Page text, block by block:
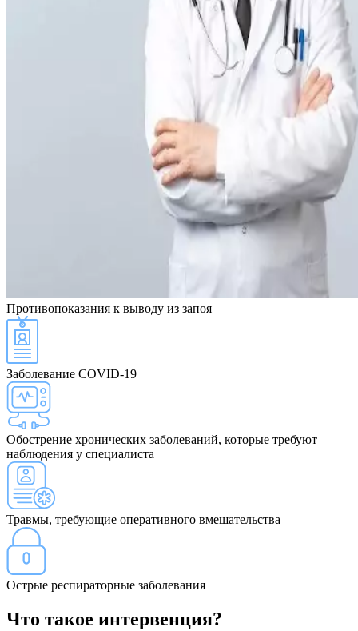
Противопоказания к выводу из запоя
Заболевание COVID-19
Обострение хронических заболеваний, которые требуют
наблюдения у специалиста
Травмы, требующие оперативного вмешательства
Острые респираторные заболевания
Что такое интервенция?